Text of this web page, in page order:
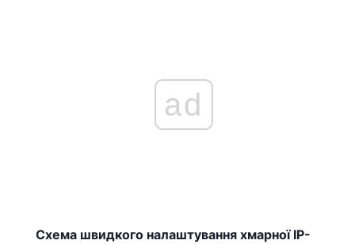
ad
Схема швидкого налаштування хмарної IP-